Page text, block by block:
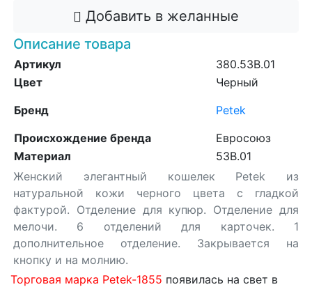
Добавить в желанные
Описание товара
Артикул
380.53B.01
Цвет
Черный
Бренд
Petek
Происхождение бренда
Евросоюз
Материал
53B.01
Женский элегантный кошелек Petek из
натуральной кожи черного цвета с гладкой
фактурой. Отделение для купюр. Отделение для
мелочи. 6 отделений для карточек. 1
дополнительное отделение. Закрывается на
кнопку и на молнию.
Торговая марка Petek-1855 появилась на свет в